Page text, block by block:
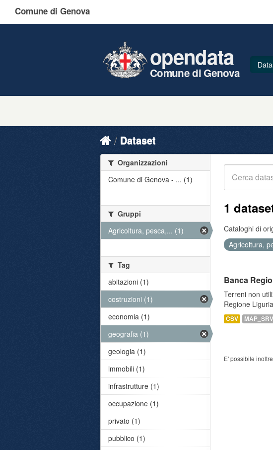
Comune di Genova
opendata
Comune di Genova
Dataset
1
Cataloghi di
Agricoltura,
Banca
Terreni non
Regione
CSV
E' possibile
Organizzazioni
Comune di Genova - ... (1)
Gruppi
Agricoltura, pesca,... (1)
Tag
abitazioni (1)
costruzioni (1)
economia (1)
geografia (1)
geologia (1)
immobili (1)
infrastrutture (1)
occupazione (1)
privato (1)
pubblico (1)